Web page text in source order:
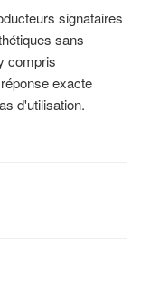
signataires
sans
compris
exacte
d'utilisation.